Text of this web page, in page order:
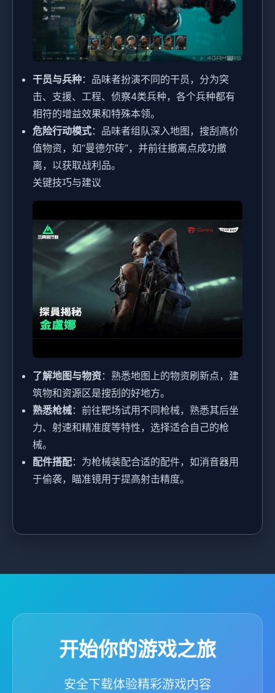
干员与兵种：品味者扮演不同的干员，分为突
击、支援、工程、侦察4类兵种，各个兵种都有
相符的增益效果和特殊本领。
危险行动模式：品味者组队深入地图，搜刮高价
值物资，如“曼德尔砖”，并前往撤离点成功撤
离，以获取战利品。
关键技巧与建议
了解地图与物资：熟悉地图上的物资刷新点，建
筑物和资源区是搜刮的好地方。
熟悉枪械：前往靶场试用不同枪械，熟悉其后坐
力、射速和精准度等特性，选择适合自己的枪
械。
配件搭配：为枪械装配合适的配件，如消音器用
于偷袭，瞄准镜用于提高射击精度。
开始你的游戏之旅
安全下载体验精彩游戏内容